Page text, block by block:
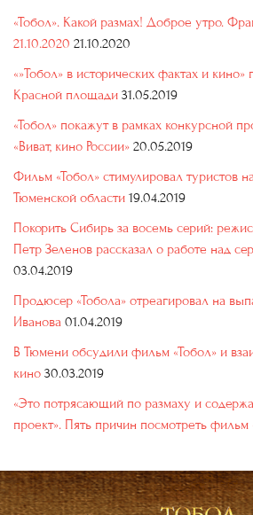
«Тобол». Какой размах! Доброе утро.
21.10.2020 21.10.2020
«»Тобол» в исторических фактах и кино»
Красной площади 31.05.2019
«Тобол» покажут в рамках конкурсной
«Виват, кино России» 20.05.2019
Фильм «Тобол» стимулировал туристов
Тюменской области 19.04.2019
Покорить Сибирь за восемь серий:
Петр Зеленов рассказал о работе над
03.04.2019
Продюсер «Тобола» отреагировал на
Иванова 01.04.2019
В Тюмени обсудили фильм «Тобол» и
кино 30.03.2019
«Это потрясающий по размаху и
проект». Пять причин посмотреть фильм